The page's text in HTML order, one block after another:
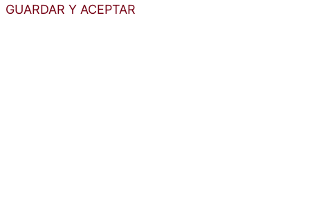
GUARDAR Y ACEPTAR